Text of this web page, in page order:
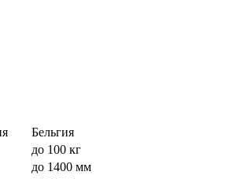
Бельгия
до 100 кг
до 1400 мм